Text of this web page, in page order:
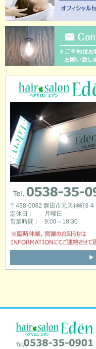
〒438-0082 磐田市元天神町8-4
定休日：
月曜日
営業時間：
9:00～18:30